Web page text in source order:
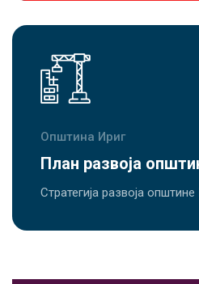
Општина Ириг
План развоја
Стратегија развоја